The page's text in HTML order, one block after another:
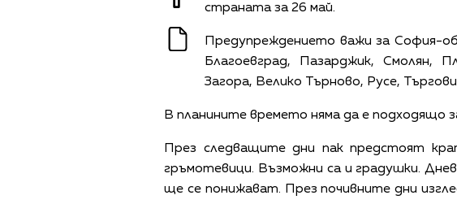
страната за 26 май.
Предупреждението важи за София-
Благоевград, Пазарджик, Смолян,
Загора, Велико Търново, Русе,
В планините времето няма да е подходящо
През следващите дни пак предстоят
гръмотевици. Възможни са и градушки.
ще се понижават. През почивните дни